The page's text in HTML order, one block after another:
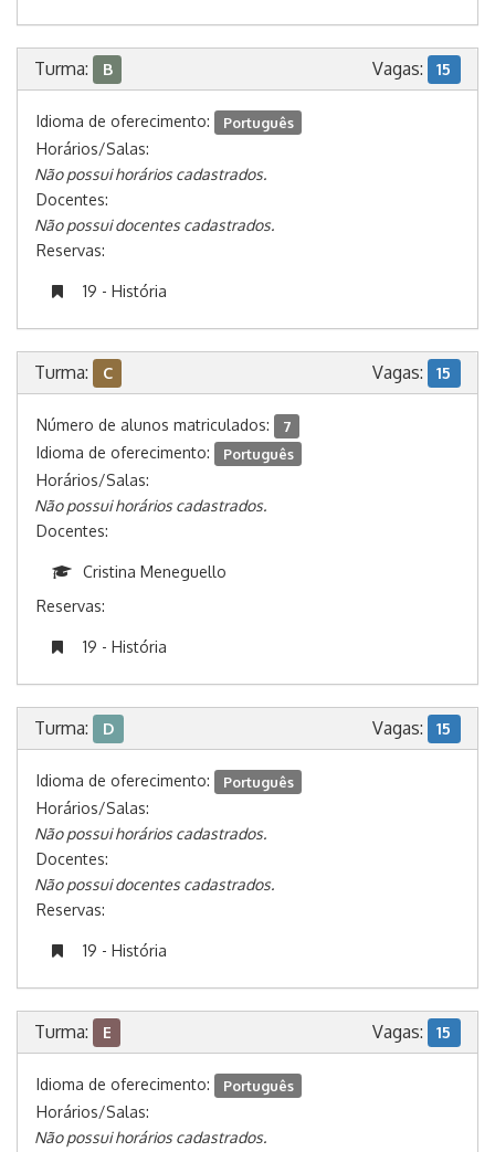
Turma: B Vagas: 15
Idioma de oferecimento: Português
Horários/Salas:
Não possui horários cadastrados.
Docentes:
Não possui docentes cadastrados.
Reservas:
19 - História
Turma: C Vagas: 15
Número de alunos matriculados: 7
Idioma de oferecimento: Português
Horários/Salas:
Não possui horários cadastrados.
Docentes:
Cristina Meneguello
Reservas:
19 - História
Turma: D Vagas: 15
Idioma de oferecimento: Português
Horários/Salas:
Não possui horários cadastrados.
Docentes:
Não possui docentes cadastrados.
Reservas:
19 - História
Turma: E Vagas: 15
Idioma de oferecimento: Português
Horários/Salas:
Não possui horários cadastrados.